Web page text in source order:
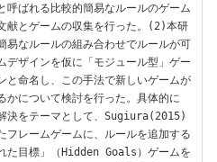
呼ばれる比較的簡易なルールのゲーム
献とゲームの収集を行った。(2)本研
易なルールの組み合わせでルールが可
デザインを仮に「モジュール型」ゲー
と命名し、この手法で新しいゲームが
かについて検討を行った。具体的に
決をテーマとして、Sugiura(2015)
フレームゲームに、ルールを追加する
た目標」（Hidden Goals）ゲームを